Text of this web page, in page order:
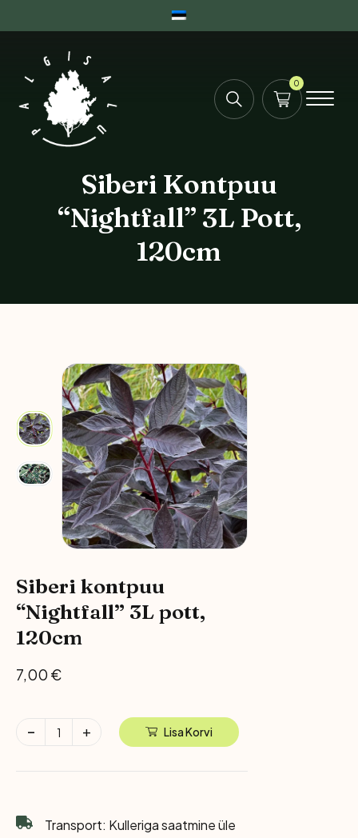
0
Siberi Kontpuu
“Nightfall” 3L Pott,
120cm
Siberi kontpuu
“Nightfall” 3L pott,
120cm
7,00 €
Lisa Korvi
Transport: Kulleriga saatmine üle